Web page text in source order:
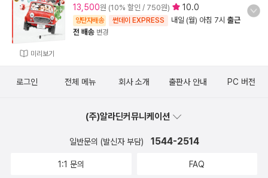
미리보기
13,500원 (10% 할인 / 750원) 10.0
양탄자배송 썬데이 EXPRESS 내일 (월) 아침 7시 출근
전 배송 변경
로그인 전체 메뉴 회사 소개 출판사 안내 PC 버전
(주)알라딘커뮤니케이션
일반문의 (발신자 부담) 1544-2514
1:1 문의 FAQ